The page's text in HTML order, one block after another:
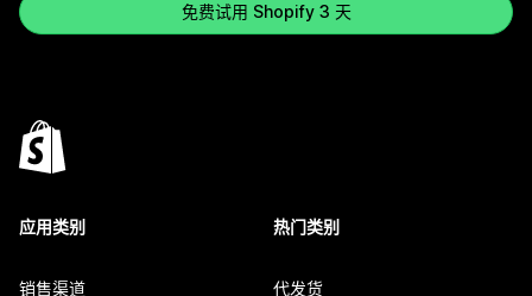
免费试用 Shopify 3 天
应用类别
销售渠道
热门类别
代发货